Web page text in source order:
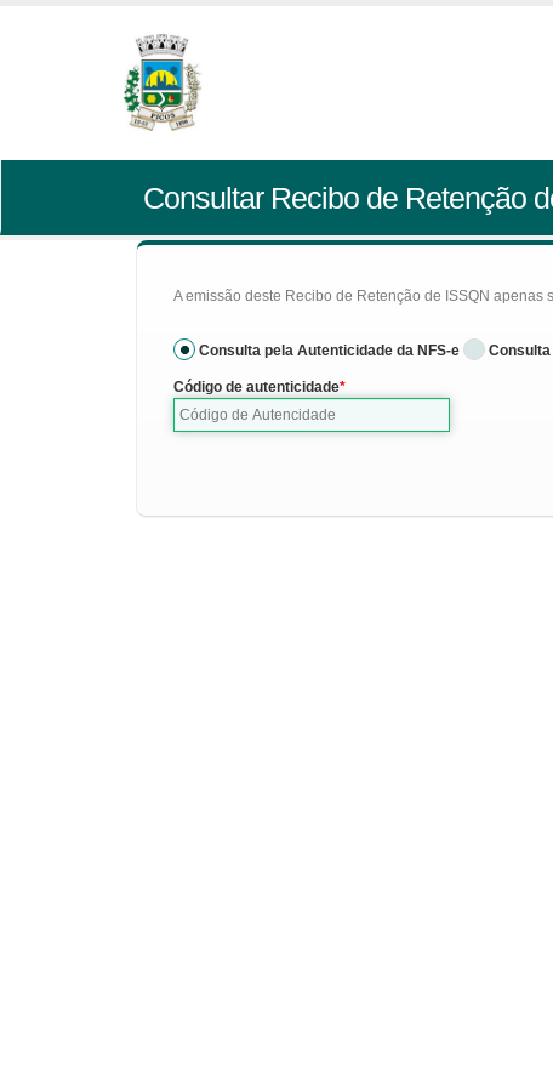
Consultar Recibo de Retenção
A emissão deste Recibo de Retenção de ISSQN
Consulta pela Autenticidade da NFS-e Consulta
Código de autenticidade